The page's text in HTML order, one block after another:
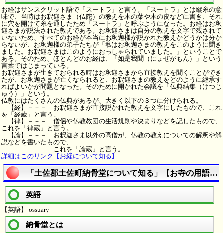
お経はサンスクリット語で「スートラ」と言う。「スートラ」とは縦糸の意
味で、当時はお釈迦さま（仏陀）の教えを木の葉や木の皮などに書き、それ
に穴を開けて糸を通したため「スートラ」と呼ぶようになった。お経はお釈
迦さまが説法された教えである。お釈迦さまは自分の教えを文字で残されて
いないため、すべてのお経が本当にお釈迦様が説かれた教えかどうかは分か
らないが、お釈迦様の弟子たちが「私はお釈迦さまの教えをこのように聞き
ました。お釈迦さまはこのようにおっしゃられていました。」ということで
ある。そのため、ほとんどのお経は、「如是我聞（にょぜがもん）」という
言葉ではじまっている。
お釈迦さまが生きておられる時はお釈迦さまから直接教えを聞くことができ
たが、お釈迦さまが亡くなられると、お釈迦さまの教えをどのように継承す
ればよいかが問題となった。そのために開かれた会議を「仏典結集（けつじ
ゅう）」という。
仏教にはたくさんの仏典があるが、大きく以下の３つに分けられる。
【経】－－－ お釈迦さまが直接説かれた教えを文字にしたもので、これ
を「経蔵」と言う。
【律】－－－ 僧侶や仏教教団の生活規則や決まりなどを記したもので、
これを「律蔵」と言う。
【論】－－－ お釈迦さま以外の高僧が、仏教の教えについての解釈や解
説などを書いたもので、
これを「論蔵」と言う。
詳細はこのリンク【お経について知る】
「土佐郡土佐町納骨堂について知る」【お寺の用語を
英語
【英語】 ossuary
納骨堂とは